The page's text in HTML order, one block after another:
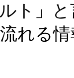
ト」
れる